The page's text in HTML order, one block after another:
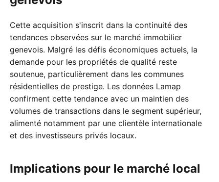
Cette acquisition s'inscrit dans la continuité des
tendances observées sur le marché immobilier
genevois. Malgré les défis économiques actuels, la
demande pour les propriétés de qualité reste
soutenue, particulièrement dans les communes
résidentielles de prestige. Les données Lamap
confirment cette tendance avec un maintien des
volumes de transactions dans le segment supérieur,
alimenté notamment par une clientèle internationale
et des investisseurs privés locaux.
Implications pour le marché local